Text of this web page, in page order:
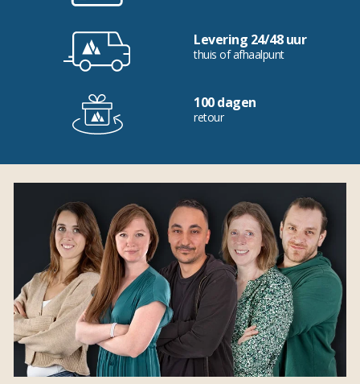
Levering 24/48 uur
thuis of afhaalpunt
100 dagen
retour